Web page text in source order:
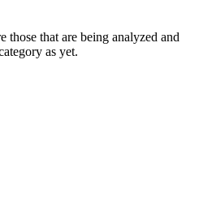
those that are being analyzed and
as yet.